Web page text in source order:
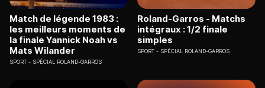
Match de légende 1983 :
les meilleurs moments de
la finale Yannick Noah vs
Mats Wilander
SPORT SPÉCIAL ROLAND-GARROS
Roland-Garros - Matchs
intégraux : 1/2 finale
simples
SPORT SPÉCIAL ROLAND-GARROS